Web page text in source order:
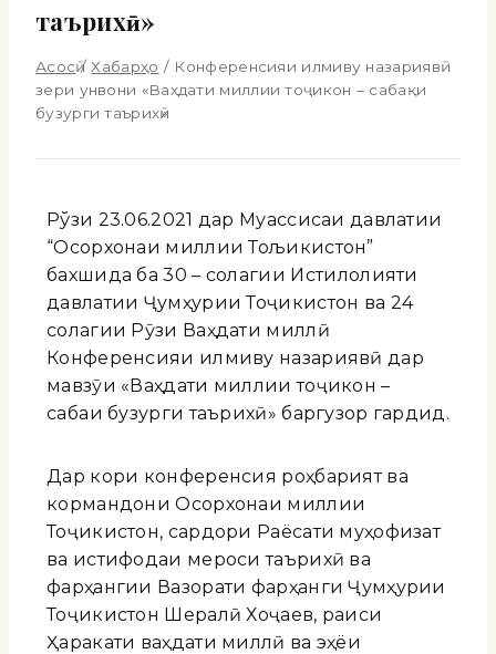
таърихӣ»
Асосӣ / Хабарҳо / Конференсияи илмиву назариявӣ
зери унвони «Ваҳдати миллии тоҷикон – сабақи
бузурги таърихӣ»
Рўзи 23.06.2021 дар Муассисаи давлатии
“Осорхонаи миллии Тољикистон”
бахшида ба 30 – солагии Истиқлолияти
давлатии Ҷумҳурии Тоҷикистон ва 24
солагии Рӯзи Ваҳдати миллӣ
Конференсияи илмиву назариявӣ дар
мавзӯи «Ваҳдати миллии тоҷикон –
сабақи бузурги таърихӣ» баргузор гардид.
Дар кори конференсия роҳбарият ва
кормандони Осорхонаи миллии
Тоҷикистон, сардори Раёсати муҳофизат
ва истифодаи мероси таърихӣ ва
фарҳангии Вазорати фарҳанги Ҷумҳурии
Тоҷикистон Шералӣ Хоҷаев, раиси
Ҳаракати ваҳдати миллӣ ва эҳёи